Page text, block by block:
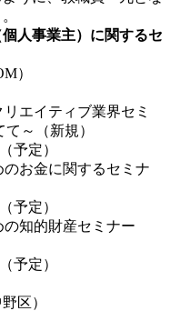
人事業主）に関するセ
）
エイティブ業界セミ
～（新規）
予定）
お金に関するセミナ
予定）
知的財産セミナー
予定）
区）